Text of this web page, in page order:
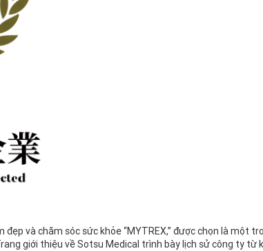
và chăm sóc sức khỏe “MYTREX,” được chọn là một
giới thiệu về Sotsu Medical trình bày lịch sử công ty từ